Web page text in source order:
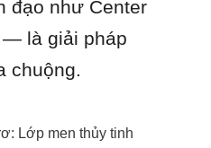
đạo như Center
— là giải pháp
chuộng.
Lớp men thủy tinh